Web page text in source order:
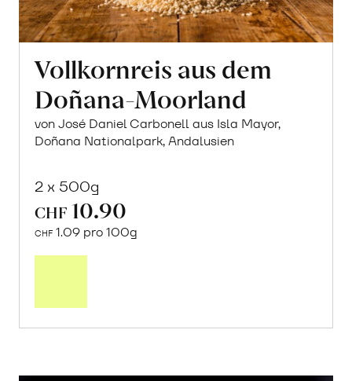
Vollkornreis aus dem
Doñana-Moorland
von José Daniel Carbonell aus Isla Mayor,
Doñana Nationalpark, Andalusien
2 x 500g
CHF 10.90
CHF 1.09 pro 100g